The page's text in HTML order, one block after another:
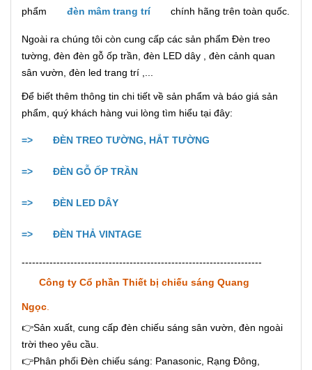
phẩm đèn mâm trang trí chính hãng trên toàn quốc.
Ngoài ra chúng tôi còn cung cấp các sản phẩm Đèn treo
tường, đèn đèn gỗ ốp trần, đèn LED dây , đèn cảnh quan
sân vườn, đèn led trang trí ,...
Để biết thêm thông tin chi tiết về sản phẩm và báo giá sản
phẩm, quý khách hàng vui lòng tìm hiểu tại đây:
=> ĐÈN TREO TƯỜNG, HẮT TƯỜNG
=> ĐÈN GỖ ỐP TRẦN
=> ĐÈN LED DÂY
=> ĐÈN THẢ VINTAGE
---------------------------------------------------------------------
Công ty Cổ phần Thiết bị chiếu sáng Quang
Ngọc
👉Sản xuất, cung cấp đèn chiếu sáng sân vườn, đèn ngoài
trời theo yêu cầu.
👉Phân phối Đèn chiếu sáng: Panasonic, Rạng Đông,